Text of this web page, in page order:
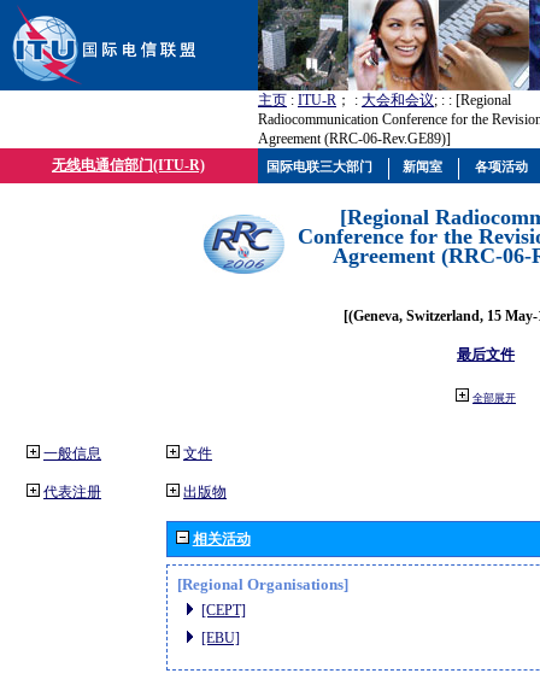
主页 : ITU-R ； : 大会和会议; : : [Regional
Radiocommunication Conference for the
Agreement (RRC-06-Rev.GE89)]
无线电通信部门(ITU-R)
[Regional
Conference for the
Agreement (RRC-06-
[(Geneva, Switzerland, 15
最后文件
全部展开
一般信息
代表注册
文件
出版物
相关活动
[Regional Organisations]
[CEPT]
[EBU]
国际电联三大部门 新闻室 各项活动